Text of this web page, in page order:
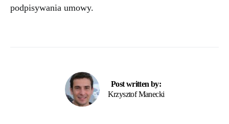
podpisywania umowy.
Post written by:
Krzysztof Manecki